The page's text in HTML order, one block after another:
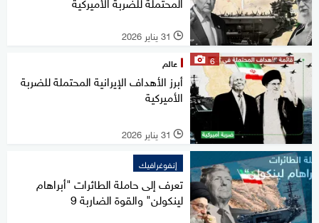
l 31 يناير 2026
6 عالم
أبرز الأهداف الإيرانية المحتملة للضربة
الأميركية
l 31 يناير 2026
إنفوغرافيك
تعرف إلى حاملة الطائرات "أبراهام
لينكولن" والقوة الضاربة 9